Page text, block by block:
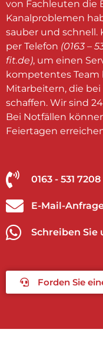
von Fachleuten die
Kanalproblemen
sauber und schnell.
per Telefon (0163 –
fit.de), um einen
kompetentes
Mitarbeitern, die
schaffen. Wir sind
Bei Notfällen
Feiertagen
0163 - 531 7208
E-Mail-
Schreiben Sie
Forden Sie